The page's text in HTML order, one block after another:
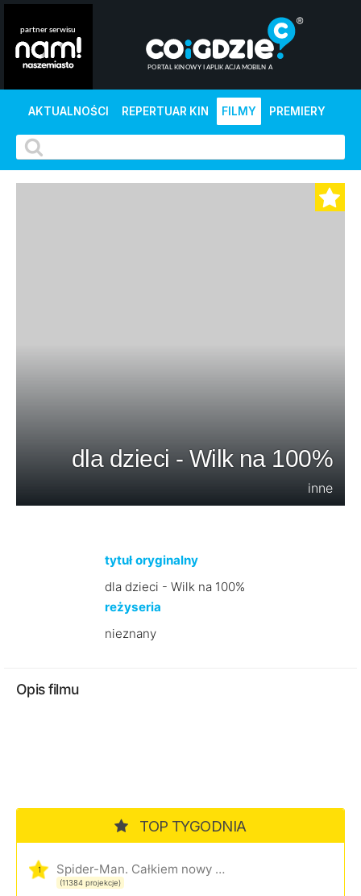
AKTUALNOŚCI REPERTUAR KIN FILMY PREMIERY
dla dzieci - Wilk na 100%
inne
tytuł oryginalny
dla dzieci - Wilk na 100%
reżyseria
nieznany
Opis filmu
TOP TYGODNIA
1 Spider-Man. Całkiem nowy dzień
(11384 projekcje)